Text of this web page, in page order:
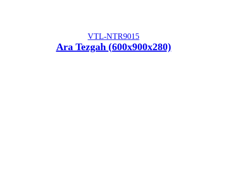
VTL-NTR9015
Ara Tezgah (600x900x280)